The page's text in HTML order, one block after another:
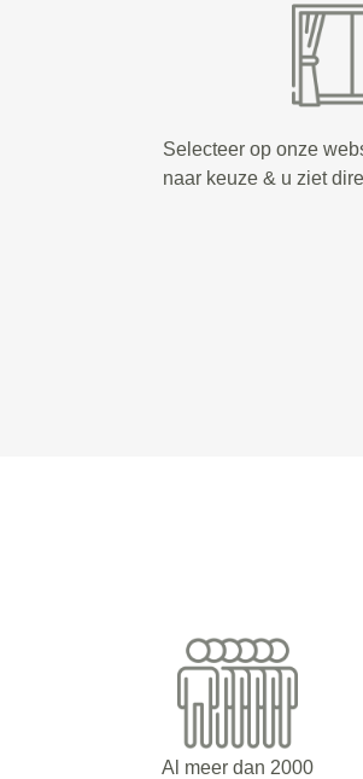
Selecteer op onze
naar keuze & u ziet
Al meer dan 2000